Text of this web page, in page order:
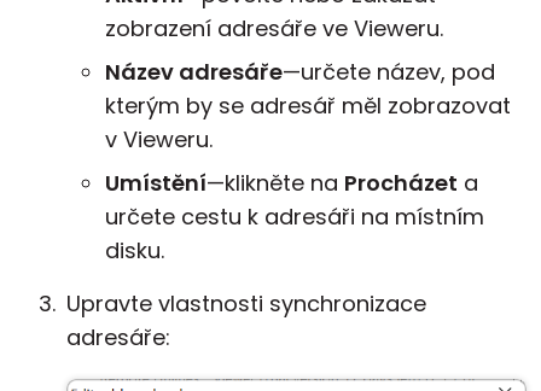
zobrazení adresáře ve Vieweru.
Název adresáře—určete název, pod
kterým by se adresář měl zobrazovat
v Vieweru.
Umístění—klikněte na Procházet a
určete cestu k adresáři na místním
disku.
Upravte vlastnosti synchronizace
adresáře: